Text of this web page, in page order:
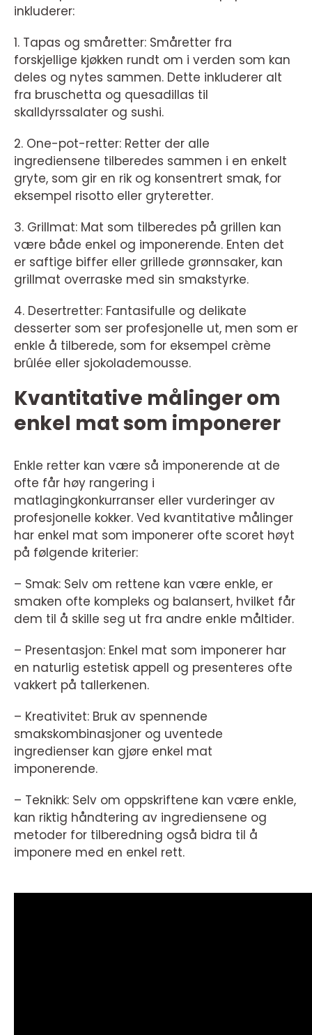
inkluderer:
1. Tapas og småretter: Småretter fra
forskjellige kjøkken rundt om i verden som kan
deles og nytes sammen. Dette inkluderer alt
fra bruschetta og quesadillas til
skalldyrssalater og sushi.
2. One-pot-retter: Retter der alle
ingrediensene tilberedes sammen i en enkelt
gryte, som gir en rik og konsentrert smak, for
eksempel risotto eller gryteretter.
3. Grillmat: Mat som tilberedes på grillen kan
være både enkel og imponerende. Enten det
er saftige biffer eller grillede grønnsaker, kan
grillmat overraske med sin smakstyrke.
4. Desertretter: Fantasifulle og delikate
desserter som ser profesjonelle ut, men som er
enkle å tilberede, som for eksempel crème
brûlée eller sjokolademousse.
Kvantitative målinger om
enkel mat som imponerer
Enkle retter kan være så imponerende at de
ofte får høy rangering i
matlagingkonkurranser eller vurderinger av
profesjonelle kokker. Ved kvantitative målinger
har enkel mat som imponerer ofte scoret høyt
på følgende kriterier:
– Smak: Selv om rettene kan være enkle, er
smaken ofte kompleks og balansert, hvilket får
dem til å skille seg ut fra andre enkle måltider.
– Presentasjon: Enkel mat som imponerer har
en naturlig estetisk appell og presenteres ofte
vakkert på tallerkenen.
– Kreativitet: Bruk av spennende
smakskombinasjoner og uventede
ingredienser kan gjøre enkel mat
imponerende.
– Teknikk: Selv om oppskriftene kan være enkle,
kan riktig håndtering av ingrediensene og
metoder for tilberedning også bidra til å
imponere med en enkel rett.